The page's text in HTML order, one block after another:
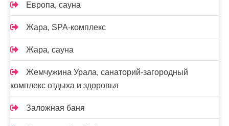
Европа, сауна
Жара, SPA-комплекс
Жара, сауна
Жемчужина Урала, санаторий-загородный
комплекс отдыха и здоровья
Заложная баня